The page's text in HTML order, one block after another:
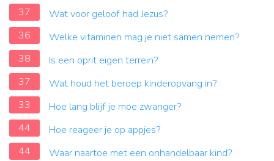
37
Wat voor geloof had Jezus?
36
Welke vitaminen mag je niet samen nemen?
38
Is een oprit eigen terrein?
37
Wat houd het beroep kinderopvang in?
33
Hoe lang blijf je moe zwanger?
44
Hoe reageer je op appjes?
44
Waar naartoe met een onhandelbaar kind?